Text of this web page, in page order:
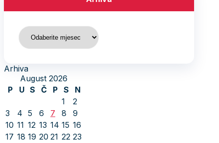
Arhiva
Arhiva
August 2026
P
U S Č P S
N
1
2
3
4 5 6 7 8
9
10 11 12 13 14 15 16
17 18 19 20 21 22 23